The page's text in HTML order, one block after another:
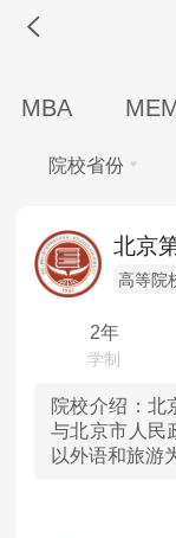
考试真题
报考经
MEM工程管理
院校库 考试报
考试真题
院校库 考试报
MBA
院校省份
北京
河北
山西
985
双一流
自划线
全部
全部
学习方式
全部
北京
高等院
2年
院校介绍： 北
与北京市人民
以外语和旅游